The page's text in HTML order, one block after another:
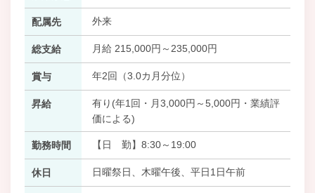
配属先 外来
総支給 月給 215,000円～235,000円
賞与 年2回（3.0カ月分位）
昇給
有り(年1回・月3,000円～5,000円・業績評
価による)
勤務時間 【日 勤】8:30～19:00
休日 日曜祭日、木曜午後、平日1日午前